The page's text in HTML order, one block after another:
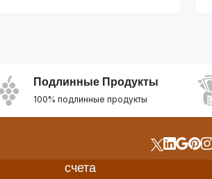
Подлинные Продукты
100% подлинные продукты
счета